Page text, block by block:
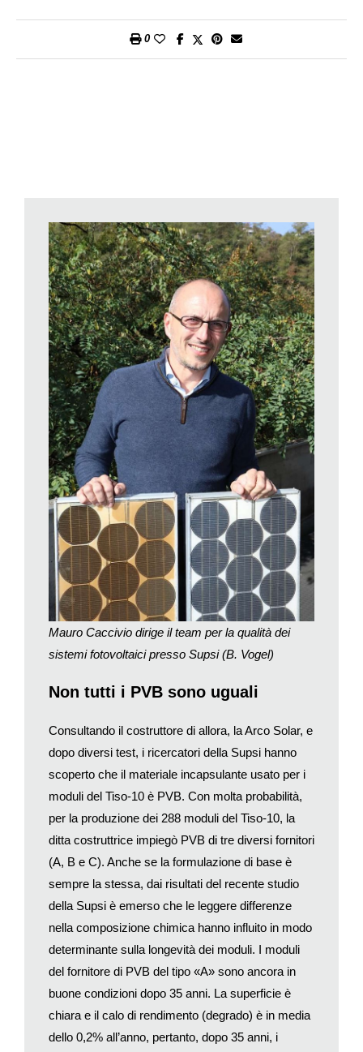
solo ammortizzati i costi dell’investimento iniziale ma si
un impianto fotovoltaico negli anni.
Un team di ricerca della Supsi ha studiato di recente il primo
impianto fotovoltaico collegato alla rete elettrica in Europa 35
anni or sono
Non essendo ancora stata creata una base solida di
conoscenze comprovate riguardo al comportamento degli
impianti fotovoltaici in funzione da trenta e più anni, risultano
ancora più importanti le esperienze acquisite con impianti che
risalgono alla fase pionieristica dell’energia fotovoltaica. Uno di
questi «pionieri» si trova in Ticino e più precisamente a
Canobbio, a nord di Lugano, dove nel 1982 è stato collegato
alla rete elettrica il primo impianto fotovoltaico d’Europa,
soprannominato amichevolmente Tiso-10.
Tiso è l’acronimo di «Ticino solare», mentre il numero 10
rappresenta la potenza, a quei tempi straordinaria, di 10 kWp.
Le celle solari di Tiso-10 sono realizzate in silicio
monocristallino, un materiale semiconduttore che viene
impiegato in prevalenza ancora oggi per la loro produzione.
Con la differenza che lo strato semiconduttore non misura più
320 millesimi di millimetro di spessore ma solo la metà circa,
con un risparmio di materiale e costi.
Nei primi anni del fotovoltaico i moduli erano più piccoli e
costituiti da un numero inferiore di celle. Nel complesso si
l’impressione che si ha passando oggi da Canobbio: qualche
della Supsi. L’impianto fotovoltaico è stato rinnovato più volte
nel corso della sua lunga vita, con la sostituzione di cavi e
inverter. Ma i 288 moduli sono ancora quelli originali: ora sono
accatastati sulla terrazza della mensa e brillano sotto il sole
ancora di colore bianco, altri sono rivestiti di una patina
marrone. Il foglio plastico di protezione sul retro (backsheet
danneggiato qua e là.
I moduli fotovoltaici si sarebbero meritati in realtà un posto al
museo, ma dovranno attendere ancora un po’. Negli ultimi due
anni sono stati al centro di un progetto scientifico che ha visto
un team di ricercatori della Supsi e dell’ETH Losanna, con il
supporto dell’Ufficio federale dell’energia, impegnati nello studio
tre quinti (58%) dei 288 moduli fotovoltaici presentano ancora,
dopo 35 anni di funzionamento, un rendimento pari o superiore
all’80% della potenza iniziale di 35,4 Watt. In altri termini, ben
0
Mauro Caccivio dirige il team per la qualità dei
sistemi fotovoltaici presso Supsi (B. Vogel)
Non tutti i PVB sono uguali
Consultando il costruttore di allora, la Arco Solar, e
dopo diversi test, i ricercatori della Supsi hanno
scoperto che il materiale incapsulante usato per i
moduli del Tiso-10 è PVB. Con molta probabilità,
per la produzione dei 288 moduli del Tiso-10, la
ditta costruttrice impiegò PVB di tre diversi fornitori
(A, B e C). Anche se la formulazione di base è
sempre la stessa, dai risultati del recente studio
della Supsi è emerso che le leggere differenze
nella composizione chimica hanno influito in modo
determinante sulla longevità dei moduli. I moduli
del fornitore di PVB del tipo «A» sono ancora in
buone condizioni dopo 35 anni. La superficie è
chiara e il calo di rendimento (degrado) è in media
dello 0,2% all’anno, pertanto, dopo 35 anni, i